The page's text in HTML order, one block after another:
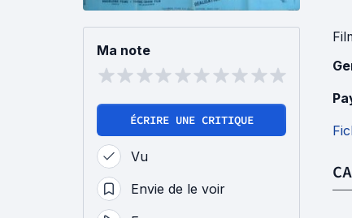
Ma note
ÉCRIRE UNE CRITIQUE
Vu
Envie de le voir